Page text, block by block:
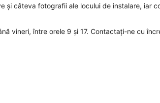
și câteva fotografii ale locului de instalare, iar
vineri, între orele 9 și 17. Contactați-ne cu